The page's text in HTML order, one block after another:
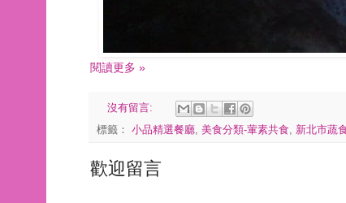
閱讀更多 »
沒有留言:
標籤： 小品精選餐廳, 美食分類-葷素共食, 新北市蔬
歡迎留言